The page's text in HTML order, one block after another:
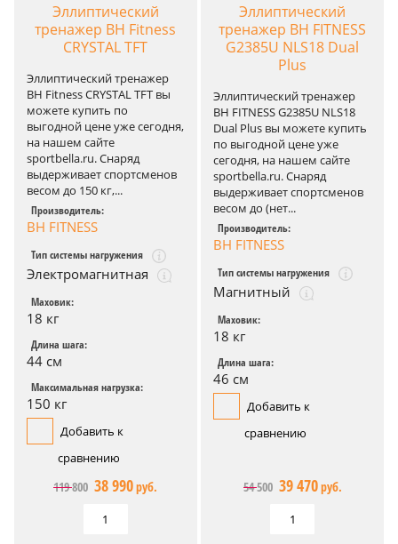
Эллиптический
тренажер BH Fitness
CRYSTAL TFT
Эллиптический тренажер
BH Fitness CRYSTAL TFT вы
можете купить по
выгодной цене уже сегодня,
на нашем сайте
sportbella.ru. Снаряд
выдерживает спортсменов
весом до 150 кг,...
Производитель:
BH FITNESS
Тип системы нагружения
Электромагнитная
Маховик:
18 кг
Длина шага:
44 см
Максимальная нагрузка:
150 кг
Добавить к
сравнению
119 800 38 990руб.
Эллиптический
тренажер BH FITNESS
G2385U NLS18 Dual
Plus
Эллиптический тренажер
BH FITNESS G2385U NLS18
Dual Plus вы можете купить
по выгодной цене уже
сегодня, на нашем сайте
sportbella.ru. Снаряд
выдерживает спортсменов
весом до (нет...
Производитель:
BH FITNESS
Тип системы нагружения
Магнитный
Маховик:
18 кг
Длина шага:
46 см
Добавить к
сравнению
54 500 39 470руб.